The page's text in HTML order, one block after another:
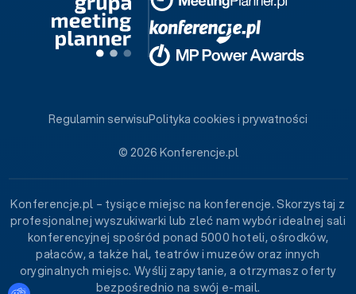
© 2026 Konferencje.pl
Regulamin serwisuPolityka cookies i prywatności
Konferencje.pl – tysiące miejsc na konferencje. Skorzystaj z
profesjonalnej wyszukiwarki lub zleć nam wybór idealnej sali
konferencyjnej spośród ponad 5000 hoteli, ośrodków,
pałaców, a także hal, teatrów i muzeów oraz innych
oryginalnych miejsc. Wyślij zapytanie, a otrzymasz oferty
bezpośrednio na swój e-mail.
Ustawienia plików cookies